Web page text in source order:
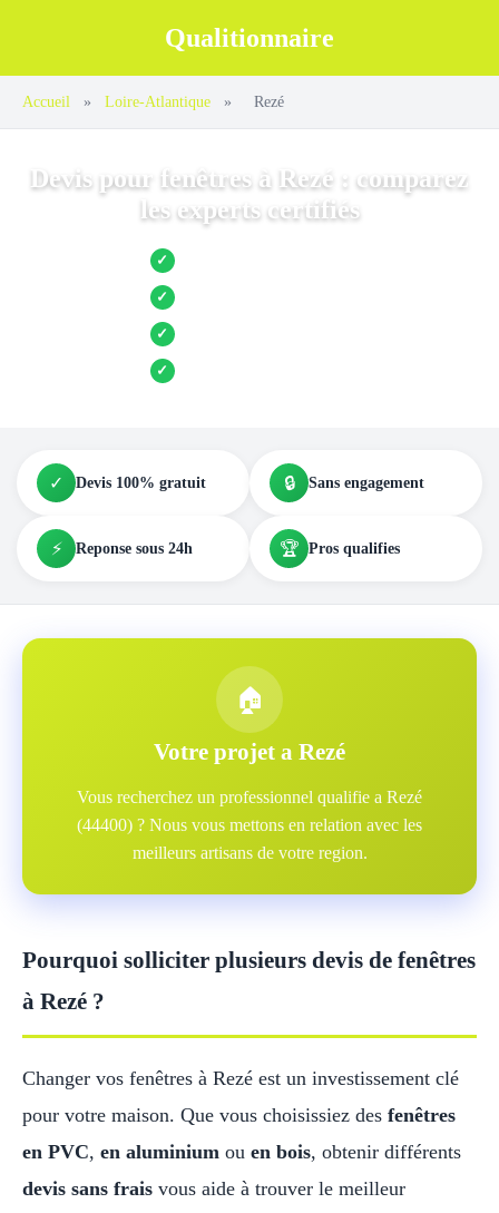
Qualitionnaire
Accueil » Loire-Atlantique » Rezé
Devis pour fenêtres à Rezé : comparez
les experts certifiés
✓ Jusqu’à 3 devis comparés
✓ Entreprises locales vérifiées
✓ Pose garantie
✓ Aides et primes incluses
✓ Devis 100% gratuit 🔒 Sans engagement
⚡ Reponse sous 24h 🏆 Pros qualifies
🏠
Votre projet a Rezé
Vous recherchez un professionnel qualifie a Rezé
(44400) ? Nous vous mettons en relation avec les
meilleurs artisans de votre region.
Pourquoi solliciter plusieurs devis de fenêtres
à Rezé ?
Changer vos fenêtres à Rezé est un investissement clé
pour votre maison. Que vous choisissiez des fenêtres
en PVC, en aluminium ou en bois, obtenir différents
devis sans frais vous aide à trouver le meilleur